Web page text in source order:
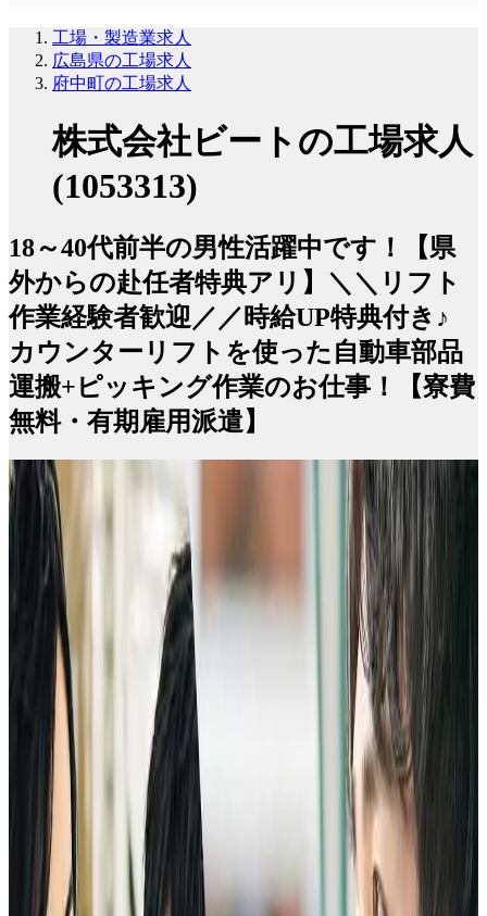
工場・製造業求人
広島県の工場求人
府中町の工場求人
株式会社ビートの工場求人
(1053313)
18～40代前半の男性活躍中です！【県
外からの赴任者特典アリ】＼＼リフト
作業経験者歓迎／／時給UP特典付き♪
カウンターリフトを使った自動車部品
運搬+ピッキング作業のお仕事！【寮費
無料・有期雇用派遣】